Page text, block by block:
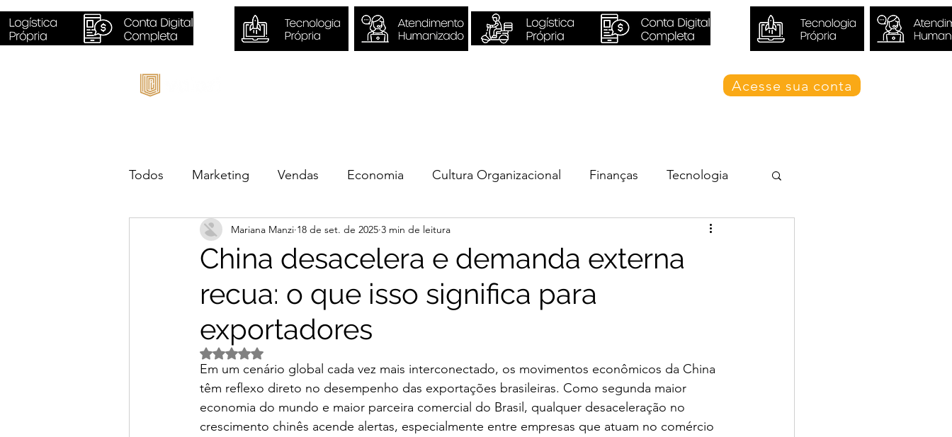
Acesse sua conta
Todos Marketing Vendas Economia Cultura Organizacional Finanças Tecnologia
Sustentabilidade Negócios
China desacelera e demanda externa
recua: o que isso significa para
exportadores
Mariana Manzi 18 de set. de 2025 3 min de leitura
Avaliado com NaN de 5 estrelas.
Em um cenário global cada vez mais interconectado, os movimentos econômicos da China
têm reflexo direto no desempenho das exportações brasileiras. Como segunda maior
economia do mundo e maior parceira comercial do Brasil, qualquer desaceleração no
crescimento chinês acende alertas, especialmente entre empresas que atuam no comércio